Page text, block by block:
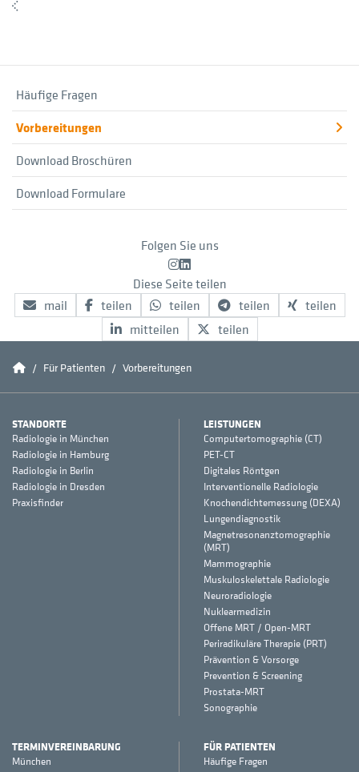
Häufige Fragen
Vorbereitungen
Download Broschüren
Download Formulare
Folgen Sie uns
Instagram
LinkedIn
Diese Seite teilen
mail
teilen teilen teilen
teilen
mitteilen
teilen
ConradiaFür Patienten Vorbereitungen
STANDORTE
Radiologie in München
Radiologie in Hamburg
Radiologie in Berlin
Radiologie in Dresden
Praxisfinder
LEISTUNGEN
Computertomographie (CT)
PET-CT
Digitales Röntgen
Interventionelle Radiologie
Knochendichtemessung (DEXA)
Lungendiagnostik
Magnetresonanztomographie
(MRT)
Mammographie
Muskuloskelettale Radiologie
Neuroradiologie
Nuklearmedizin
Offene MRT / Open-MRT
Periradikuläre Therapie (PRT)
Prävention & Vorsorge
Prevention & Screening
Prostata-MRT
Sonographie
TERMINVEREINBARUNG
München
FÜR PATIENTEN
Häufige Fragen